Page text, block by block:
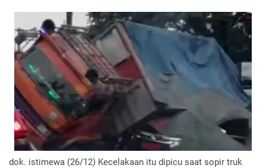
dok. istimewa (26/12) Kecelakaan itu dipicu saat sopir truk